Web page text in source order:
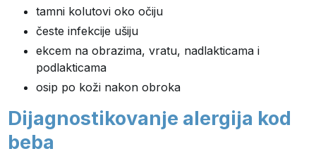
tamni kolutovi oko očiju
česte infekcije ušiju
ekcem na obrazima, vratu, nadlakticama i
podlakticama
osip po koži nakon obroka
Dijagnostikovanje alergija kod
beba